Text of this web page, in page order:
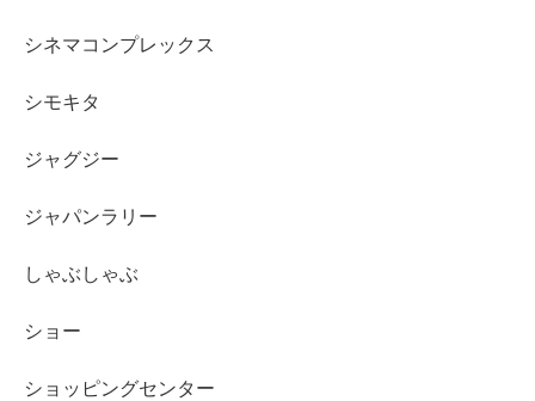
シネマコンプレックス
シモキタ
ジャグジー
ジャパンラリー
しゃぶしゃぶ
ショー
ショッピングセンター